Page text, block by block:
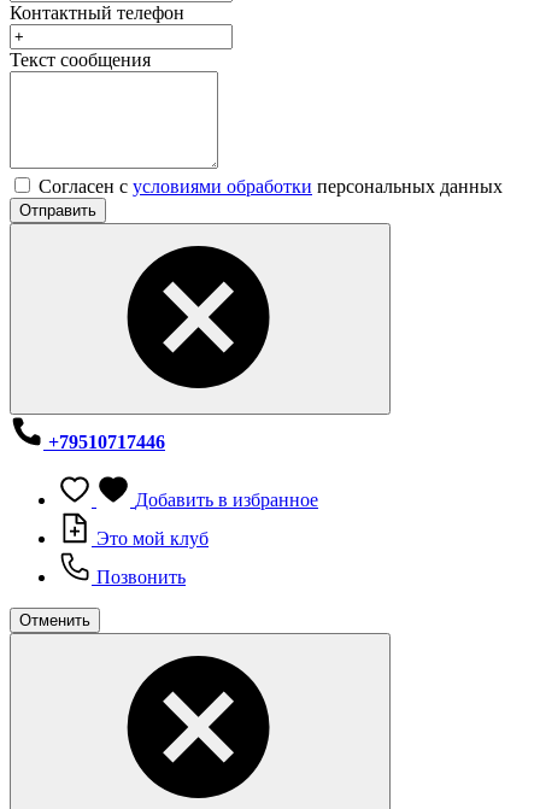
Контактный телефон
Текст сообщения
Согласен с условиями обработки персональных данных
Отправить
+79510717446
Добавить в избранное
Это мой клуб
Позвонить
Отменить